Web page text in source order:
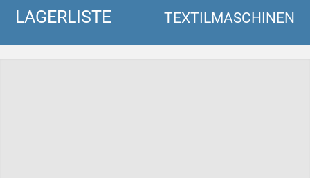
LAGERLISTE TEXTILMASCHINEN